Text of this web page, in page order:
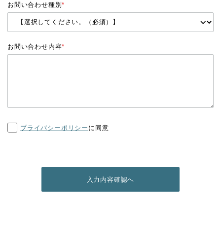
お問い合わせ種別*
お問い合わせ内容*
プライバシーポリシー に同意
入力内容確認へ